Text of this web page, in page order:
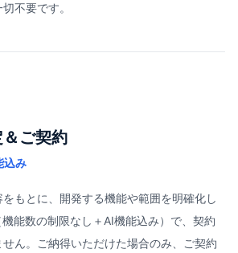
不要です。
ご契約
込み
もとに、開発する機能や範囲を明確化し
能数の制限なし＋AI機能込み）で、契約
ん。ご納得いただけた場合のみ、ご契約